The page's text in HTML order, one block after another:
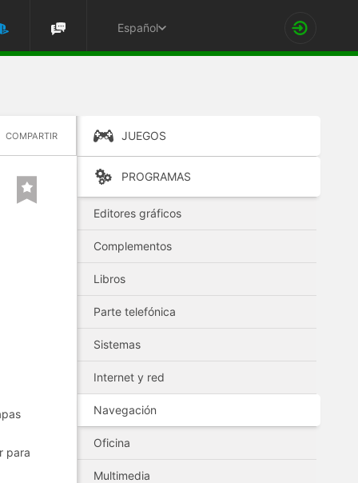
Español
COMPARTIR
para
JUEGOS
PROGRAMAS
Editores gráficos
Complementos
Libros
Parte telefónica
Sistemas
Internet y red
Navegación
Oficina
Multimedia